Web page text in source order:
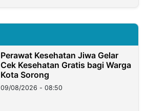
Perawat Kesehatan Jiwa Gelar
Cek Kesehatan Gratis bagi Warga
Kota Sorong
09/08/2026 - 08:50